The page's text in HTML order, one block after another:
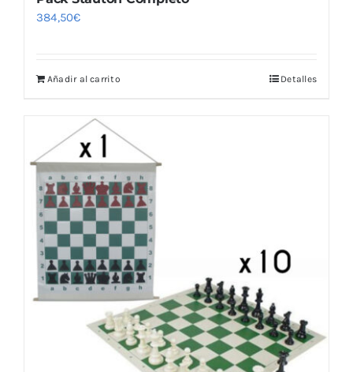
384,50€
Añadir al carrito Detalles